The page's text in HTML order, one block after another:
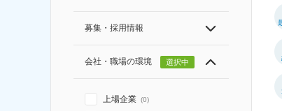
募集・採用情報
会社・職場の環境 選択中
上場企業 (0)